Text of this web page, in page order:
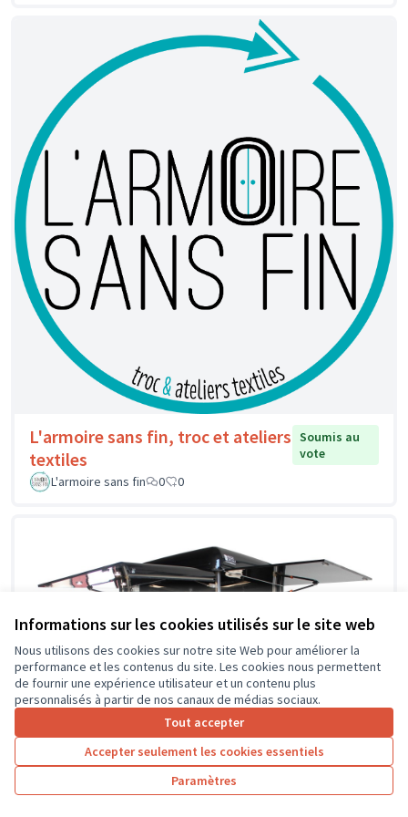
Informations sur les cookies utilisés sur le site web
Nous utilisons des cookies sur notre site Web pour améliorer la
performance et les contenus du site. Les cookies nous permettent
de fournir une expérience utilisateur et un contenu plus
personnalisés à partir de nos canaux de médias sociaux.
Tout accepter
Accepter seulement les cookies essentiels
Paramètres
L'armoire sans fin, troc et ateliers
textiles
Soumis au
vote
L'armoire sans fin
0 0